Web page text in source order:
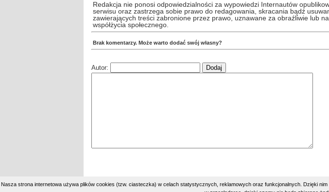
Redakcja nie ponosi odpowiedzialności za wypowiedzi Internautów
serwisu oraz zastrzega sobie prawo do redagowania, skracania bądź
zawierających treści zabronione przez prawo, uznawane za obraźliwie lub
współżycia społecznego.
Brak komentarzy. Może warto dodać swój własny?
Autor:
Nasza strona internetowa używa plików cookies (tzw. ciasteczka) w celach statystycznych, reklamowych oraz funkcjonalnych. Dzięki